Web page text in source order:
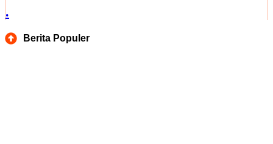
.
Berita Populer